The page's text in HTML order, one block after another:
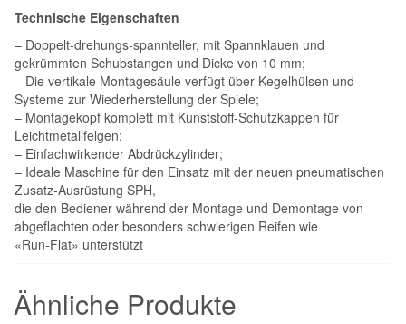
Technische Eigenschaften
– Doppelt-drehungs-spannteller, mit Spannklauen und
gekrümmten Schubstangen und Dicke von 10 mm;
– Die vertikale Montagesäule verfügt über Kegelhülsen und
Systeme zur Wiederherstellung der Spiele;
– Montagekopf komplett mit Kunststoff-Schutzkappen für
Leichtmetallfelgen;
– Einfachwirkender Abdrückzylinder;
– Ideale Maschine für den Einsatz mit der neuen pneumatischen
Zusatz-Ausrüstung SPH,
die den Bediener während der Montage und Demontage von
abgeﬂachten oder besonders schwierigen Reifen wie
«Run-Flat» unterstützt
Ähnliche Produkte